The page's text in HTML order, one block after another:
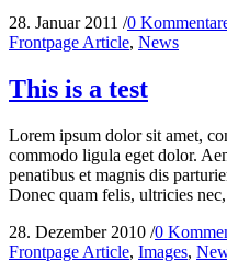
28. Januar 2011 /0
Frontpage Article, News
This is a test
Lorem ipsum dolor sit amet,
commodo ligula eget dolor.
penatibus et magnis dis
Donec quam felis, ultricies
28. Dezember 2010 /0
Frontpage Article, Images,